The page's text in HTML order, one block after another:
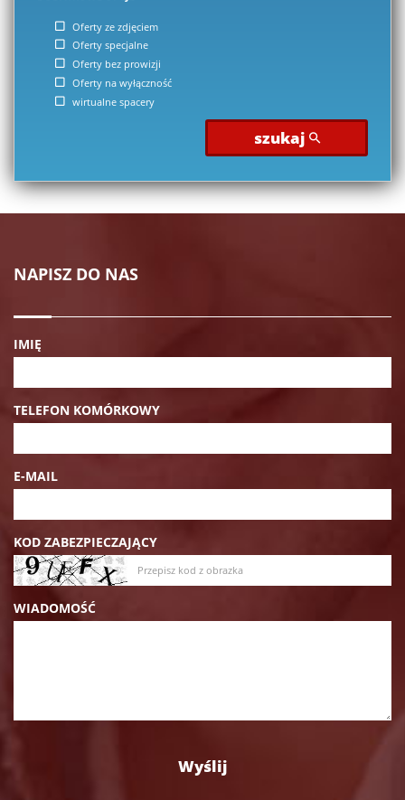
Oferty ze zdjęciem
Oferty specjalne
Oferty bez prowizji
Oferty na wyłączność
wirtualne spacery
szukaj
NAPISZ DO NAS
IMIĘ
TELEFON KOMÓRKOWY
E-MAIL
KOD ZABEZPIECZAJĄCY
WIADOMOŚĆ